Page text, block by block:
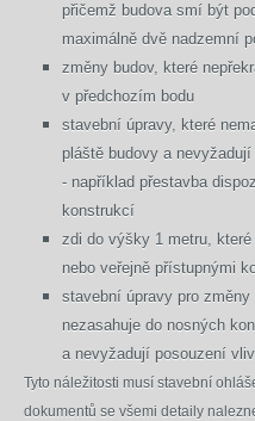
přičemž budova smí být
maximálně dvě nadzemní
změny budov, které
v předchozím bodu
stavební úpravy, které
pláště budovy a
- například přestavba
konstrukcí
zdi do výšky 1 metru,
nebo veřejně přístupnými
stavební úpravy pro
nezasahuje do nosných
a nevyžadují posouzení
Tyto náležitosti musí stavební
dokumentů se všemi detaily